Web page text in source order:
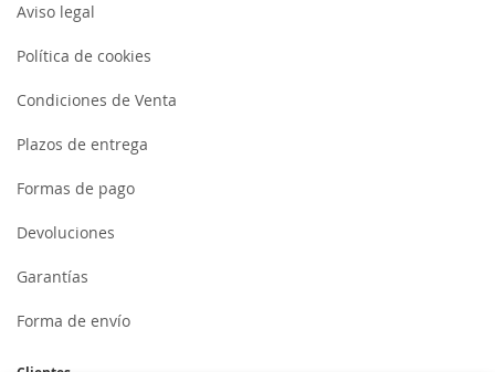
Aviso legal
Política de cookies
Condiciones de Venta
Plazos de entrega
Formas de pago
Devoluciones
Garantías
Forma de envío